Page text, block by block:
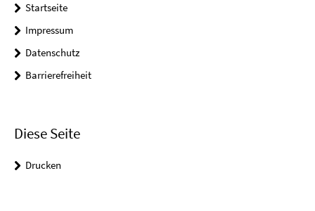
Startseite
Impressum
Datenschutz
Barrierefreiheit
Diese Seite
Drucken